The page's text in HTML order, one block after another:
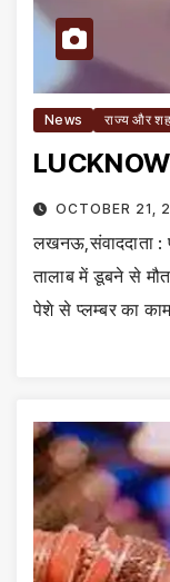
News राज्य और
LUCKNOW
OCTOBER 21,
लखनऊ,संवाददाता :
तालाब में डूबने से
पेशे से प्लम्बर का